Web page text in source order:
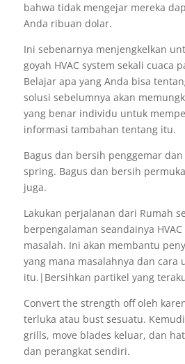
bahwa tidak mengejar mereka
Anda ribuan dolar.
Ini sebenarnya menjengkelkan
goyah HVAC system sekali cuaca
Belajar apa yang Anda bisa
solusi sebelumnya akan
yang benar individu untuk
informasi tambahan tentang itu.
Bagus dan bersih penggemar
spring. Bagus dan bersih
juga.
Lakukan perjalanan dari Rumah
berpengalaman seandainya
masalah. Ini akan membantu
yang mana masalahnya dan cara
itu.|Bersihkan partikel yang
Convert the strength off oleh
terluka atau bust sesuatu.
grills, move blades keluar, dan
dan perangkat sendiri.